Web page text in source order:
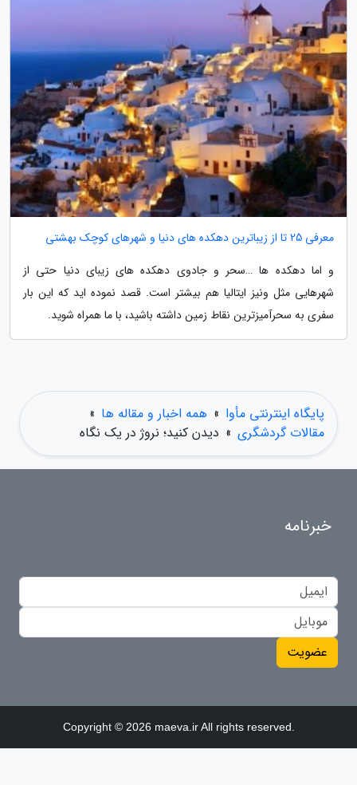
معرفی 25 تا از زیباترین دهکده های دنیا و شهرهای کوچک بهشتی
و اما دهکده ها …سحر و جادوی دهکده های زیبای دنیا حتی از
شهرهایی مثل ونیز ایتالیا هم بیشتر است. قصد نموده اید که این بار
سفری به سحرآمیزترین نقاط زمین داشته باشید، با ما همراه شوید.
پایگاه اینترنتی مأوا » همه اخبار و مقاله ها »
مقالات گردشگری » دیدن کنید؛ نروژ در یک نگاه
خبرنامه
عضویت
Copyright © 2026 maeva.ir All rights reserved.